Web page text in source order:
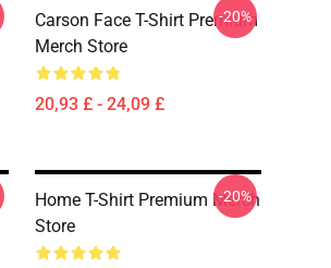
Carson Face T-Shirt Premium
Merch Store
20,93 £ - 24,09 £
-20%
Home T-Shirt Premium Merch
Store
-20%